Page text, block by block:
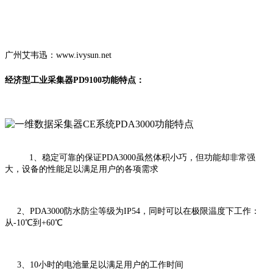
广州艾韦迅：www.ivysun.net
经济型工业采集器PD9100功能特点：
1、稳定可靠的保证PDA3000虽然体积小巧，但功能却非常强
大，设备的性能足以满足用户的各项需求
2、PDA3000防水防尘等级为IP54，同时可以在极限温度下工作：
从-10℃到+60℃
3、10小时的电池量足以满足用户的工作时间